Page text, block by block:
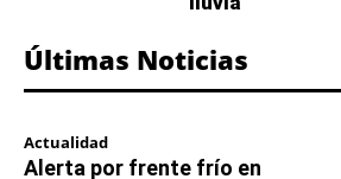
Últimas Noticias
Actualidad
Alerta por frente frío en